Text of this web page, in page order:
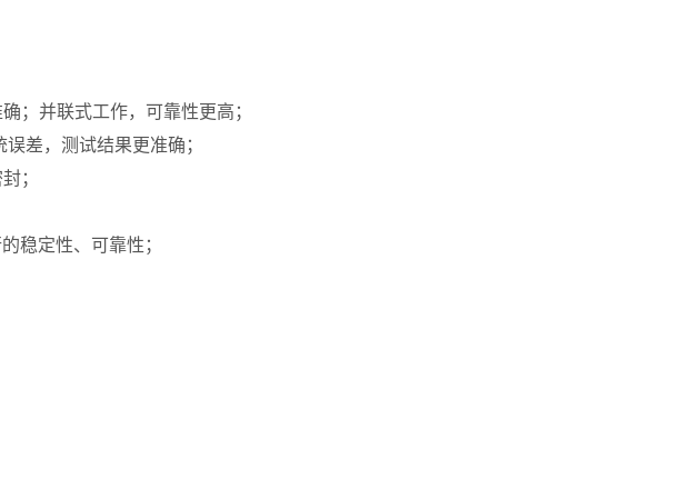
；并联式工作，可靠性更高；
差，测试结果更准确；
；
稳定性、可靠性；